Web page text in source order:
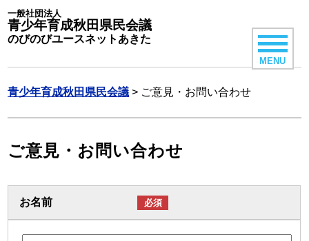
一般社団法人
青少年育成秋田県民会議
のびのびユースネットあきた
MENU
青少年育成秋田県民会議 > ご意見・お問い合わせ
ご意見・お問い合わせ
お名前 必須